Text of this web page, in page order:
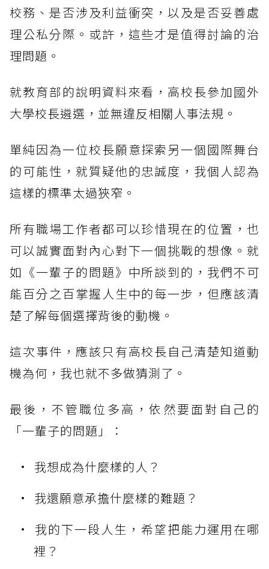
校務、是否涉及利益衝突，以及是否妥善處
理公私分際。或許，這些才是值得討論的治
理問題。
就教育部的說明資料來看，高校長參加國外
大學校長遴選，並無違反相關人事法規。
單純因為一位校長願意探索另一個國際舞台
的可能性，就質疑他的忠誠度，我個人認為
這樣的標準太過狹窄。
所有職場工作者都可以珍惜現在的位置，也
可以誠實面對內心對下一個挑戰的想像。就
如《一輩子的問題》中所談到的，我們不可
能百分之百掌握人生中的每一步，但應該清
楚了解每個選擇背後的動機。
這次事件，應該只有高校長自己清楚知道動
機為何，我也就不多做猜測了。
最後，不管職位多高，依然要面對自己的
「一輩子的問題」：
我想成為什麼樣的人？
我還願意承擔什麼樣的難題？
我的下一段人生，希望把能力運用在哪
裡？